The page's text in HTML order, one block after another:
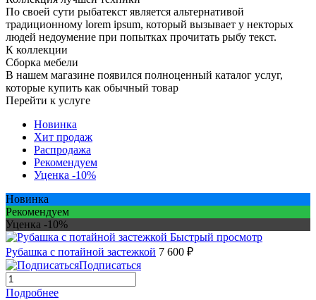
По своей сути рыбатекст является альтернативой
традиционному lorem ipsum, который вызывает у некторых
людей недоумение при попытках прочитать рыбу текст.
К коллекции
Сборка мебели
В нашем магазине появился полноценный каталог услуг,
которые купить как обычный товар
Перейти к услуге
Новинка
Хит продаж
Распродажа
Рекомендуем
Уценка -10%
Новинка
Рекомендуем
Уценка -10%
Быстрый просмотр
Рубашка с потайной застежкой 7 600 ₽
Подписаться
Подробнее